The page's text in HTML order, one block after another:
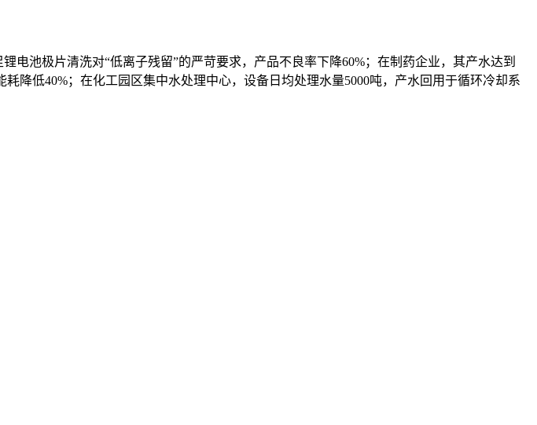
电池极片清洗对“低离子残留”的严苛要求，产品不良率下降60%；在制药企业，其产水达到
降低40%；在化工园区集中水处理中心，设备日均处理水量5000吨，产水回用于循环冷却系